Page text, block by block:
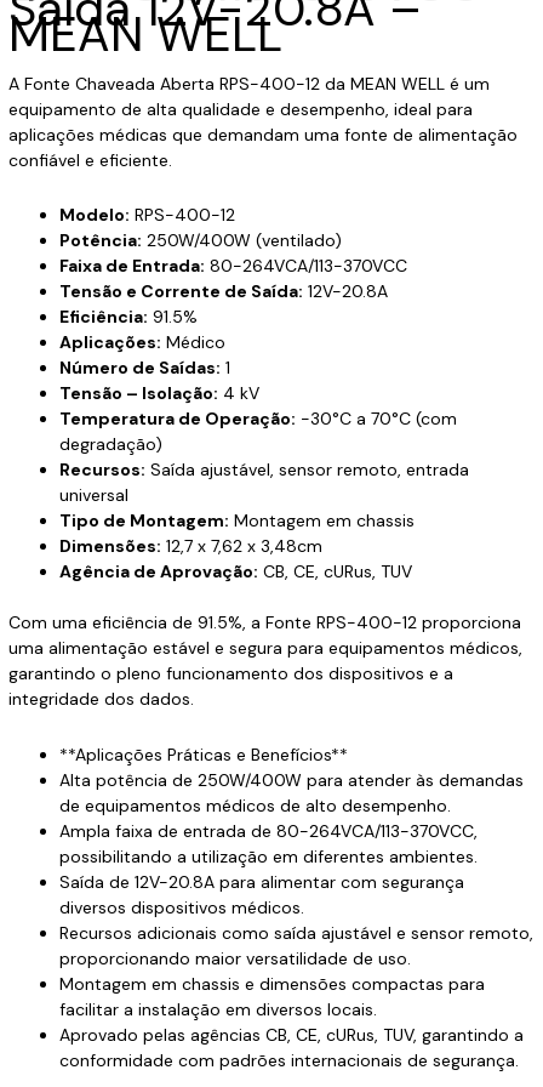
MEAN WELL
A Fonte Chaveada Aberta RPS-400-12 da MEAN WELL é um
equipamento de alta qualidade e desempenho, ideal para
aplicações médicas que demandam uma fonte de alimentação
confiável e eficiente.
Modelo: RPS-400-12
Potência: 250W/400W (ventilado)
Faixa de Entrada: 80-264VCA/113-370VCC
Tensão e Corrente de Saída: 12V-20.8A
Eficiência: 91.5%
Aplicações: Médico
Número de Saídas: 1
Tensão – Isolação: 4 kV
Temperatura de Operação: -30°C a 70°C (com
degradação)
Recursos: Saída ajustável, sensor remoto, entrada
universal
Tipo de Montagem: Montagem em chassis
Dimensões: 12,7 x 7,62 x 3,48cm
Agência de Aprovação: CB, CE, cURus, TUV
Com uma eficiência de 91.5%, a Fonte RPS-400-12 proporciona
uma alimentação estável e segura para equipamentos médicos,
garantindo o pleno funcionamento dos dispositivos e a
integridade dos dados.
**Aplicações Práticas e Benefícios**
Alta potência de 250W/400W para atender às demandas
de equipamentos médicos de alto desempenho.
Ampla faixa de entrada de 80-264VCA/113-370VCC,
possibilitando a utilização em diferentes ambientes.
Saída de 12V-20.8A para alimentar com segurança
diversos dispositivos médicos.
Recursos adicionais como saída ajustável e sensor remoto,
proporcionando maior versatilidade de uso.
Montagem em chassis e dimensões compactas para
facilitar a instalação em diversos locais.
Aprovado pelas agências CB, CE, cURus, TUV, garantindo a
conformidade com padrões internacionais de segurança.